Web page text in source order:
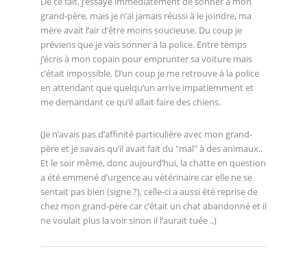
grand-père, mais je n’ai jamais réussi à le joindre, ma
mère avait l’air d’être moins soucieuse. Du coup je
préviens que je vais sonner à la police. Entre temps
j’écris à mon copain pour emprunter sa voiture mais
c’était impossible. D’un coup je me retrouve à la police
en attendant que quelqu’un arrive impatiemment et
me demandant ce qu’il allait faire des chiens.
(Je n’avais pas d’affinité particulière avec mon grand-
père et je savais qu’il avait fait du "mal" à des animaux..
Et le soir même, donc aujourd’hui, la chatte en question
a été emmené d’urgence au vétérinaire car elle ne se
sentait pas bien (signe ?), celle-ci a aussi été reprise de
chez mon grand-père car c’était un chat abandonné et il
ne voulait plus la voir sinon il l’aurait tuée ..)